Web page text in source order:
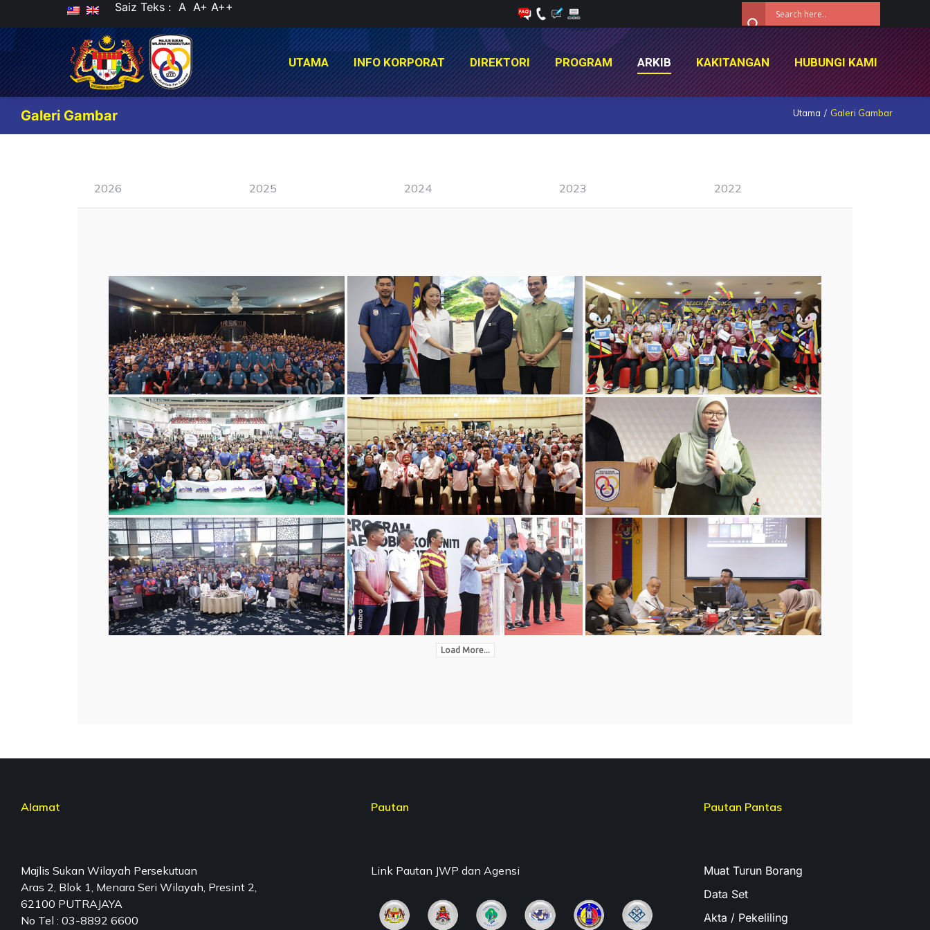
Saiz Teks : A A+ A++
UTAMA INFO KORPORAT DIREKTORI PROGRAM ARKIB KAKITANGAN HUBUNGI KAMI
Galeri Gambar Utama Galeri Gambar
2026 2025 2024 2023 2022
Load More...
Alamat
Majlis Sukan Wilayah Persekutuan
Aras 2, Blok 1, Menara Seri Wilayah, Presint 2,
62100 PUTRAJAYA
No Tel : 03-8892 6600
Pautan
Link Pautan JWP dan Agensi
Pautan Pantas
Muat Turun Borang
Data Set
Akta / Pekeliling
UTAMA INFO KORPORAT DIREKTORI PROGRAM ARKIB KAKITANGAN HUBUNGI KAMI